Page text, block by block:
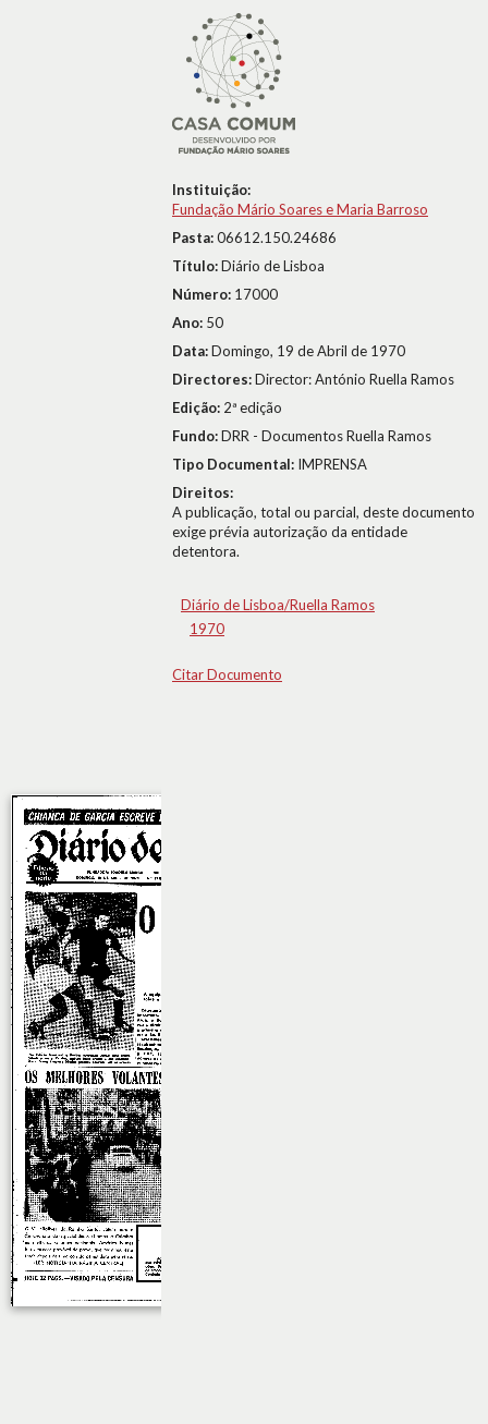
Instituição:
Fundação Mário Soares e Maria Barroso
Pasta:06612.150.24686
Título:Diário de Lisboa
Número: 17000
Ano: 50
Data:Domingo, 19 de Abril de 1970
Directores:Director: António Ruella Ramos
Edição: 2ª edição
Fundo:DRR - Documentos Ruella Ramos
Tipo Documental: IMPRENSA
Direitos:
A publicação, total ou parcial, deste documento
exige prévia autorização da entidade
detentora.
Diário de Lisboa/Ruella Ramos
1970
Citar Documento